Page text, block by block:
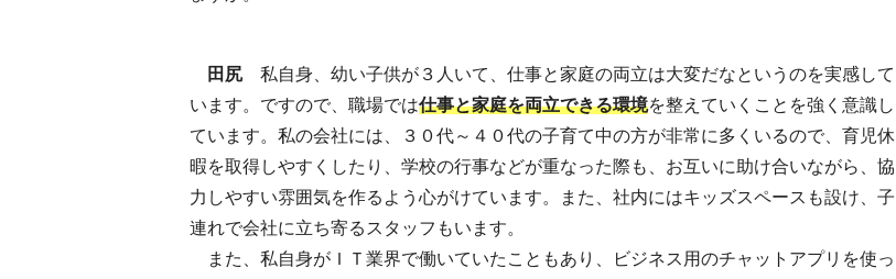
田尻 私自身、幼い子供が３人いて、仕事と家庭の両立は大変だなというのを実感して
います。ですので、職場では仕事と家庭を両立できる環境を整えていくことを強く意識し
ています。私の会社には、３０代～４０代の子育て中の方が非常に多くいるので、育児休
暇を取得しやすくしたり、学校の行事などが重なった際も、お互いに助け合いながら、協
力しやすい雰囲気を作るよう心がけています。また、社内にはキッズスペースも設け、子
連れで会社に立ち寄るスタッフもいます。
また、私自身がＩＴ業界で働いていたこともあり、ビジネス用のチャットアプリを使っ